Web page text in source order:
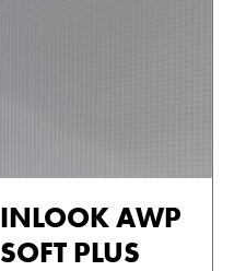
INLOOK AWP
SOFT PLUS